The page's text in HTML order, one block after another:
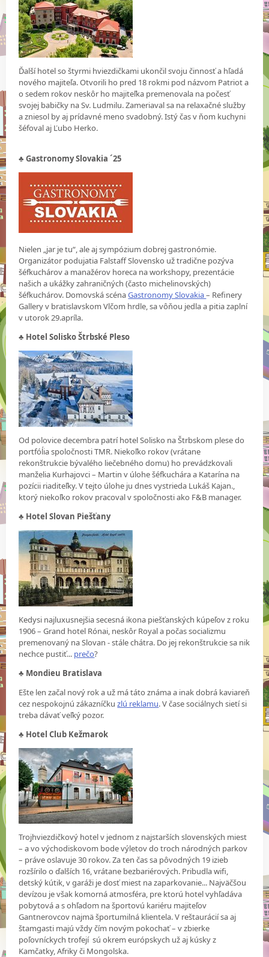
Ďalší hotel so štyrmi hviezdičkami ukončil svoju činnosť a hľadá
nového majiteľa. Otvorili ho pred 18 rokmi pod názvom Patriot a
o sedem rokov neskôr ho majiteľka premenovala na počesť
svojej babičky na Sv. Ludmilu. Zameriaval sa na relaxačné služby
a zniesol by aj prídavné meno svadobný. Istý čas v ňom kuchyni
šéfoval aj Ľubo Herko.
♣Gastronomy Slovakia ´25
Nielen „jar je tu“, ale aj sympózium dobrej gastronómie.
Organizátor podujatia Falstaff Slovensko už tradične pozýva
šéfkuchárov a manažérov horeca na workshopy, prezentácie
našich a ukážky zahraničných (často michelinovských)
šéfkuchárov. Domovská scénaGastronomy Slovakia– Refinery
Gallery v bratislavskom Vlčom hrdle, sa vôňou jedla a pitia zaplní
v utorok 29.apríla.
♣ Hotel Solisko Štrbské Pleso
Od polovice decembra patrí hotel Solisko na Štrbskom plese do
portfóĺia spoločnosti TMR. Niekoľko rokov (vrátane
rekonštrukcie bývalého liečebného domu) ho prevádzkovali
manželia Kurhajovci – Martin v úlohe šéfkuchára a Katarína na
pozícii riaditeľky. V tejto úlohe ju dnes vystrieda Lukáš Kajan.,
ktorý niekoľko rokov pracoval v spoločnosti ako F&B manager.
♣ Hotel Slovan Piešťany
Kedysi najluxusnejšia secesná ikona piešťanských kúpeľov z roku
1906 – Grand hotel Rónai, neskôr Royal a počas socializmu
premenovaný na Slovan - stále chátra. Do jej rekonštrukcie sa nik
nechce pustiť... prečo?
♣ Mondieu Bratislava
Ešte len začal nový rok a už má táto známa a inak dobrá kaviareň
cez nespokojnú zákazníčkuzlú reklamu. V čase sociálnych sietí si
treba dávať veľký pozor.
♣ Hotel Club Kežmarok
Trojhviezdičkový hotel v jednom z najstarších slovenských miest
– a vo východiskovom bode výletov do troch národných parkov
– práve oslavuje 30 rokov. Za ten čas sa pôvodných 19 izieb
rozšírilo o ďalších 16, vrátane bezbariérových. Pribudla wifi,
detský kútik, v garáži je dosť miest na zaparkovanie... Najväčšou
devízou je však komorná atmosféra, pre ktorú hotel vyhľadáva
pobytová a s ohľadom na športovú kariéru majiteľov
Gantnerovcov najmä športumilná klientela. V reštaurácií sa aj
štamgasti majú vždy čím novým pokochať – v zbierke
poľovníckych trofejí sú okrem európskych už aj kúsky z
Kamčatky, Afriky či Mongolska.